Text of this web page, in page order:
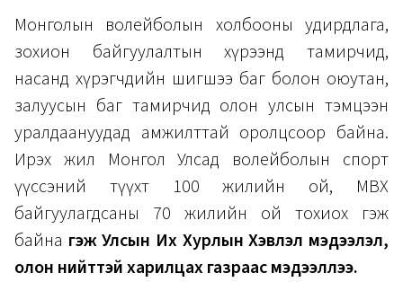
Монголын волейболын холбооны удирдлага,
зохион байгуулалтын хүрээнд тамирчид,
насанд хүрэгчдийн шигшээ баг болон оюутан,
залуусын баг тамирчид олон улсын тэмцээн
уралдаануудад амжилттай оролцсоор байна.
Ирэх жил Монгол Улсад волейболын спорт
үүссэний түүхт 100 жилийн ой, МВХ
байгуулагдсаны 70 жилийн ой тохиох гэж
байна гэж Улсын Их Хурлын Хэвлэл мэдээлэл,
олон нийттэй харилцах газраас мэдээллээ.